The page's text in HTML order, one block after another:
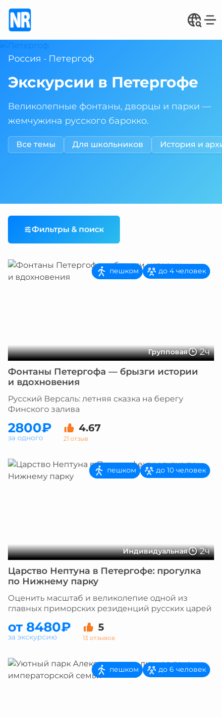
Россия - Петергоф
Экскурсии в Петергофе
Великолепные фонтаны, дворцы и парки —
жемчужина русского барокко.
Все темы Для школьников История и
Фильтры & поиск
Групповая 2ч
пешком до 4 человек
Фонтаны Петергофа — брызги истории
и вдохновения
Русский Версаль: летняя сказка на берегу
Финского залива
2800₽ 4.67
21 отзыв
за одного
Индивидуальная 2ч
пешком до 10 человек
Царство Нептуна в Петергофе: прогулка
по Нижнему парку
Оценить масштаб и великолепие одной из
главных приморских резиденций русских царей
от 8480₽ 5
13 отзывов
за экскурсию
пешком до 6 человек